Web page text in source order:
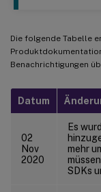
Die folgende Tabelle
Benachrichtigungen
Datum
02
Nov
2020
Es
mehr
SDKs